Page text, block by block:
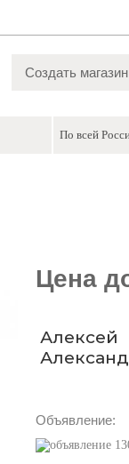
Создать магазин
Цена
Алексей